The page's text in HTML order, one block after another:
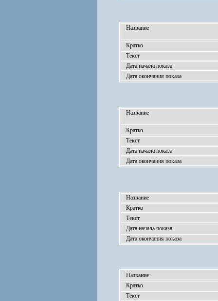
Название
Кратко
Текст
Дата начала показа
Дата окончания показа
Название
Кратко
Текст
Дата начала показа
Дата окончания показа
Название
Кратко
Текст
Дата начала показа
Дата окончания показа
Название
Кратко
Текст